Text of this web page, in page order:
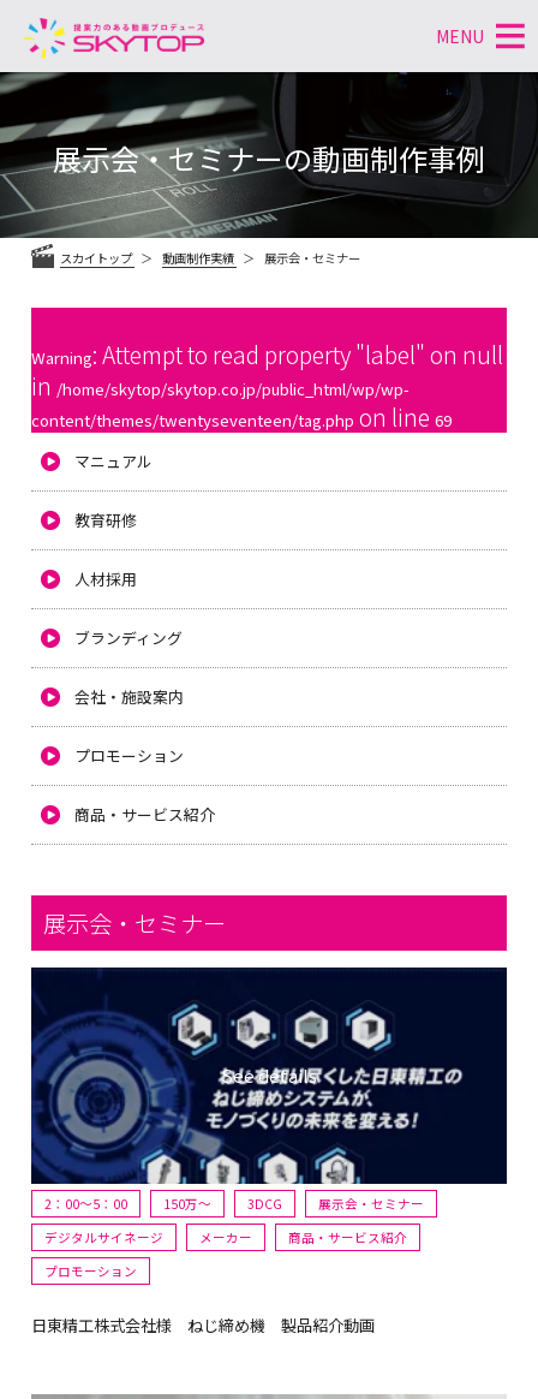
コ
テ
ツ
へ
ス
MENU
展示会・セミナーの動画制作事例
スカイトップ 動画制作実績 展示会・セミナー
Warning: Attempt to read property "label" on null
in /home/skytop/skytop.co.jp/public_html/wp/wp-
content/themes/twentyseventeen/tag.php on line 69
マニュアル
教育研修
人材採用
ブランディング
会社・施設案内
プロモーション
商品・サービス紹介
展示会・セミナー
2：00～5：00 150万〜 3DCG
展示会・セミナー
デジタルサイネージ
メーカー
商品・サービス紹介
プロモーション
日東精工株式会社様 ねじ締め機 製品紹介動画